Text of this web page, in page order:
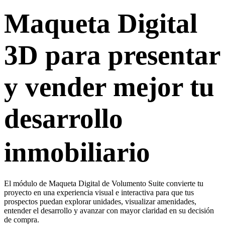
Maqueta Digital
3D para presentar
y vender mejor tu
desarrollo
inmobiliario
El módulo de Maqueta Digital de Volumento Suite convierte tu
proyecto en una experiencia visual e interactiva para que tus
prospectos puedan explorar unidades, visualizar amenidades,
entender el desarrollo y avanzar con mayor claridad en su decisión
de compra.